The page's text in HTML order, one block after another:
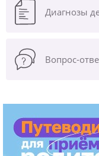
Диагнозы
Вопрос-